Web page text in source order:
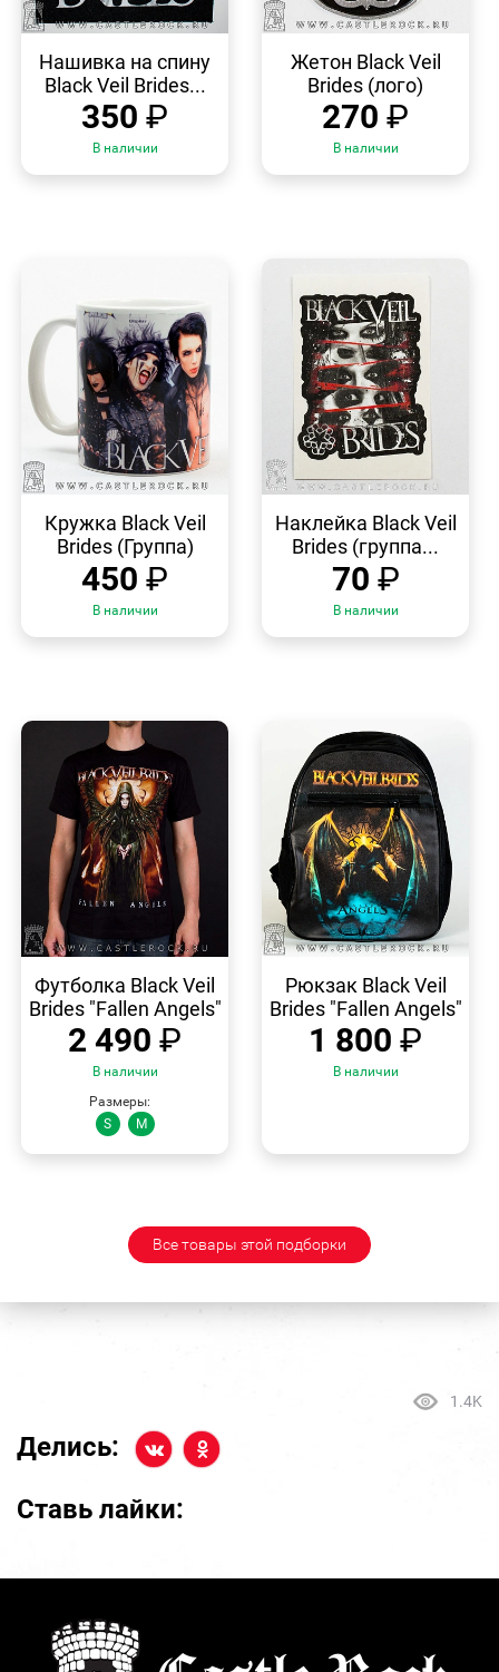
Нашивка на спину
Black Veil Brides...
350 ₽
В наличии
ПРОСМОТР
Жетон Black Veil
Brides (лого)
270 ₽
В наличии
ПРОСМОТР
Кружка Black Veil
Brides (Группа)
450 ₽
В наличии
ПРОСМОТР
Наклейка Black Veil
Brides (группа...
70 ₽
В наличии
ПРОСМОТР
Футболка Black Veil
Brides "Fallen Angels"
2 490 ₽
В наличии
Размеры:
S
M
ПРОСМОТР
Рюкзак Black Veil
Brides "Fallen Angels"
1 800 ₽
В наличии
Все товары этой подборки
1.4K
Делись:
Ставь лайки: